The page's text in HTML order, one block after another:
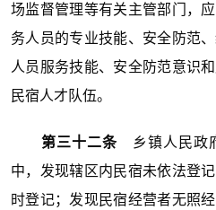
场监督管理等有关主管部门，
务人员的专业技能、安全防范
人员服务技能、安全防范意识
民宿人才队伍。
第三十二条 乡镇人民政
中，发现辖区内民宿未依法登
时登记；发现民宿经营者无照